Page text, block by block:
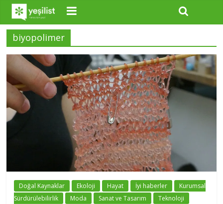
biyopolimer
Doğal Kaynaklar Ekoloji Hayat İyi haberler
Kurumsal
Sürdürülebilirlik
Moda Sanat ve Tasarım Teknoloji